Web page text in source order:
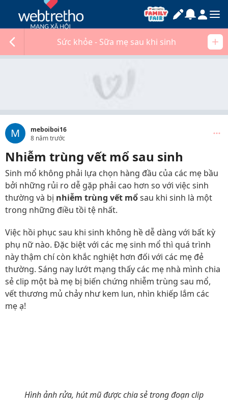
Sức khỏe - Sữa mẹ sau khi sinh
M
meboiboi16
8 năm trước
Nhiễm trùng vết mổ sau sinh
Sinh mổ không phải lựa chọn hàng đầu của các mẹ bầu
bởi những rủi ro dễ gặp phải cao hơn so với việc sinh
thường và bị nhiễm trùng vết mổsau khi sinh là một
trong những điều tồi tệ nhất.
Việc hồi phục sau khi sinh không hề dễ dàng với bất kỳ
phụ nữ nào. Đặc biệt với các mẹ sinh mổ thì quá trình
này thậm chí còn khắc nghiệt hơn đối với các mẹ đẻ
thường. Sáng nay lướt mạng thấy các mẹ nhà mình chia
sẻ clip một bà mẹ bị biến chứng nhiễm trùng sau mổ,
vết thương mủ chảy như kem lun, nhìn khiếp lắm các
mẹ ạ!
Hình ảnh rửa, hút mũ được chia sẻ trong đoạn clip